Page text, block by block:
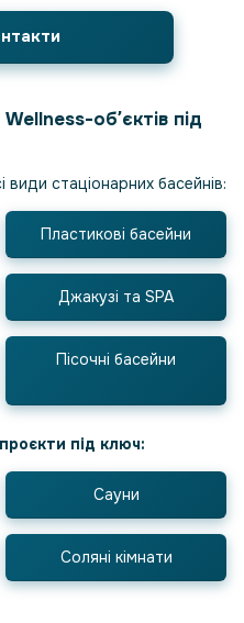
обʼєктів під
стаціонарних басейнів:
Пластикові басейни
Джакузі та SPA
Пісочні басейни
під ключ:
Сауни
Соляні кімнати